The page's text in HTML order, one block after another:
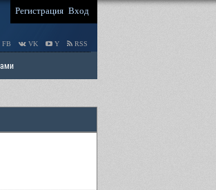
Регистрация Вход
FB VK Y RSS